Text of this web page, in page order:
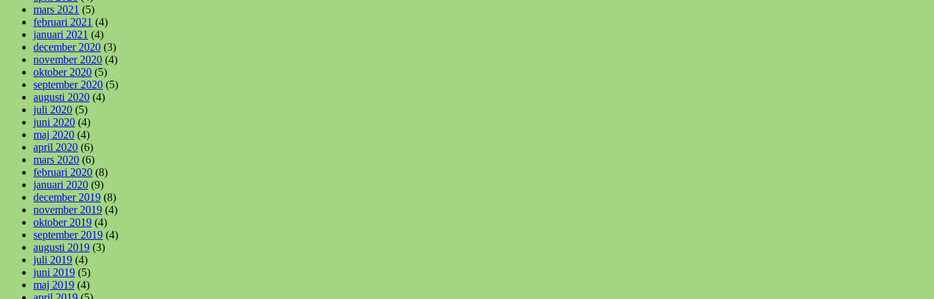
mars 2021 (5)
februari 2021 (4)
januari 2021 (4)
december 2020 (3)
november 2020 (4)
oktober 2020 (5)
september 2020 (5)
augusti 2020 (4)
juli 2020 (5)
juni 2020 (4)
maj 2020 (4)
april 2020 (6)
mars 2020 (6)
februari 2020 (8)
januari 2020 (9)
december 2019 (8)
november 2019 (4)
oktober 2019 (4)
september 2019 (4)
augusti 2019 (3)
juli 2019 (4)
juni 2019 (5)
maj 2019 (4)